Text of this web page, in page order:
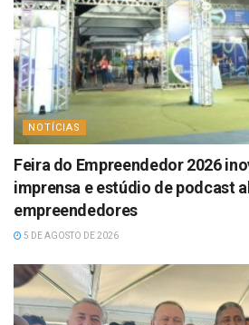
NOTÍCIAS
Feira do Empreendedor 2026
imprensa e estúdio de podcast
empreendedores
5 DE AGOSTO DE 2026